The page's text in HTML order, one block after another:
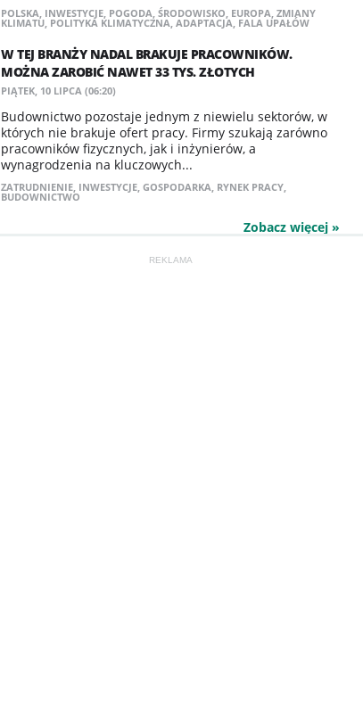
POLSKA, INWESTYCJE, POGODA, ŚRODOWISKO, EUROPA, ZMIANY
KLIMATU, POLITYKA KLIMATYCZNA, ADAPTACJA, FALA UPAŁÓW
W TEJ BRANŻY NADAL BRAKUJE PRACOWNIKÓW.
MOŻNA ZAROBIĆ NAWET 33 TYS. ZŁOTYCH
PIĄTEK, 10 LIPCA (06:20)
Budownictwo pozostaje jednym z niewielu sektorów, w
których nie brakuje ofert pracy. Firmy szukają zarówno
pracowników fizycznych, jak i inżynierów, a
wynagrodzenia na kluczowych...
ZATRUDNIENIE, INWESTYCJE, GOSPODARKA, RYNEK PRACY,
BUDOWNICTWO
Zobacz więcej »
REKLAMA